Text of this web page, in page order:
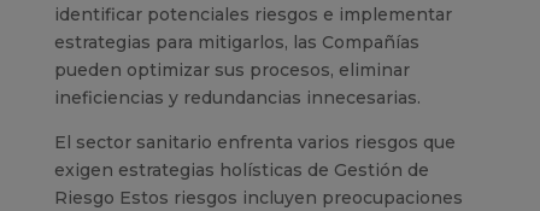
identificar potenciales riesgos e implementar
estrategias para mitigarlos, las Compañías
pueden optimizar sus procesos, eliminar
ineficiencias y redundancias innecesarias.
El sector sanitario enfrenta varios riesgos que
exigen estrategias holísticas de Gestión de
Riesgo Estos riesgos incluyen preocupaciones